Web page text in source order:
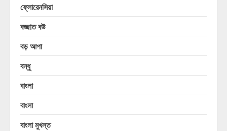
ফ্লোরেনসিয়া
বজ্জাত বউ
বড় আপা
বন্ধু
বাংলা
বাংলা
বাংলা মুখস্ত